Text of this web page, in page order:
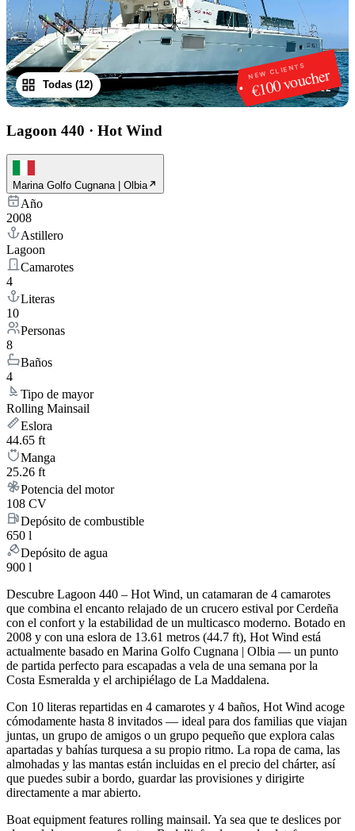
NEW CLIENTS
€100 voucher
1/12
Todas (12)
Lagoon 440 · Hot Wind
Marina Golfo Cugnana | Olbia
Año
2008
Astillero
Lagoon
Camarotes
4
Literas
10
Personas
8
Baños
4
Tipo de mayor
Rolling Mainsail
Eslora
44.65 ft
Manga
25.26 ft
Potencia del motor
108 CV
Depósito de combustible
650 l
Depósito de agua
900 l
Descubre Lagoon 440 – Hot Wind, un catamaran de 4 camarotes
que combina el encanto relajado de un crucero estival por Cerdeña
con el confort y la estabilidad de un multicasco moderno. Botado en
2008 y con una eslora de 13.61 metros (44.7 ft), Hot Wind está
actualmente basado en Marina Golfo Cugnana | Olbia — un punto
de partida perfecto para escapadas a vela de una semana por la
Costa Esmeralda y el archipiélago de La Maddalena.
Con 10 literas repartidas en 4 camarotes y 4 baños, Hot Wind acoge
cómodamente hasta 8 invitados — ideal para dos familias que viajan
juntas, un grupo de amigos o un grupo pequeño que explora calas
apartadas y bahías turquesa a su propio ritmo. La ropa de cama, las
almohadas y las mantas están incluidas en el precio del chárter, así
que puedes subir a bordo, guardar las provisiones y dirigirte
directamente a mar abierto.
Boat equipment features rolling mainsail. Ya sea que te deslices por